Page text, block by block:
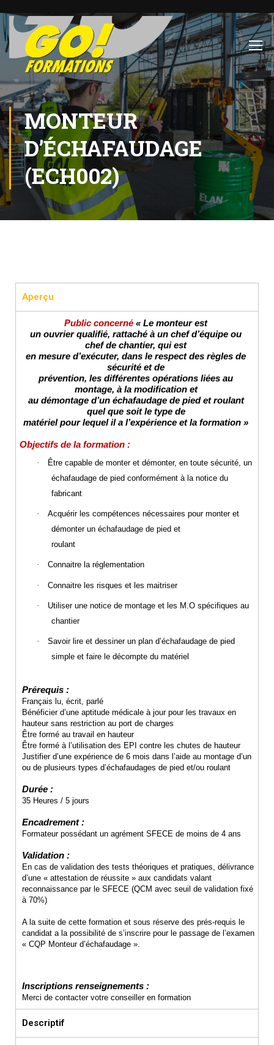
MONTEUR
D’ÉCHAFAUDAGE
(ECH002)
Aperçu
Public concerné« Le monteur est
un ouvrier qualifié, rattaché à un chef d’équipe ou
chef de chantier, qui est
en mesure d’exécuter, dans le respect des règles de
sécurité et de
prévention, les différentes opérations liées au
montage, à la modification et
au démontage d’un échafaudage de pied et roulant
quel que soit le type de
matériel pour lequel il a l’expérience et la formation »
Objectifs de la formation :
·
Être capable de monter et démonter, en toute sécurité, un
échafaudage de pied conformément à la notice du
fabricant
·
Acquérir les compétences nécessaires pour monter et
démonter un échafaudage de pied et
roulant
· Connaitre la réglementation
· Connaitre les risques et les maitriser
·
Utiliser une notice de montage et les M.O spécifiques au
chantier
·
Savoir lire et dessiner un plan d’échafaudage de pied
simple et faire le décompte du matériel
Prérequis :
Français lu, écrit, parlé
Bénéficier d’une aptitude médicale à jour pour les travaux en
hauteur sans restriction au port de charges
Être formé au travail en hauteur
Être formé à l’utilisation des EPI contre les chutes de hauteur
Justifier d’une expérience de 6 mois dans l’aide au montage d’un
ou de plusieurs types d’échafaudages de pied et/ou roulant
Durée :
35 Heures / 5 jours
Encadrement :
Formateur possédant un agrément SFECE de moins de 4 ans
Validation :
En cas de validation des tests théoriques et pratiques, délivrance
d’une « attestation de réussite » aux candidats valant
reconnaissance par le SFECE (QCM avec seuil de validation fixé
à 70%)
A la suite de cette formation et sous réserve des prés-requis le
candidat a la possibilité de s’inscrire pour le passage de l’examen
« CQP Monteur d’échafaudage ».
Inscriptions renseignements :
Merci de contacter votre conseiller en formation
Descriptif